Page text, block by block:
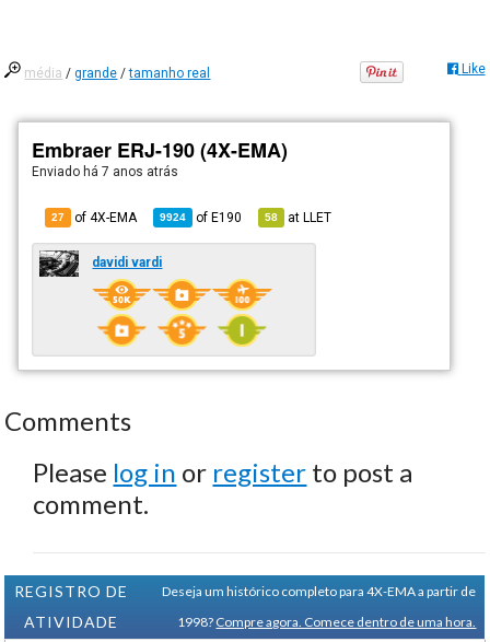
média /grande /tamanho real Like
Embraer ERJ-190 (4X-EMA)
Enviado há7 anos atrás
27 of 4X-EMA 9924 ofE190 58 atLLET
davidi vardi
Comments
Please log in or register to post a
comment.
REGISTRO DE
ATIVIDADE
Deseja um histórico completo para 4X-EMA a partir de
1998? Compre agora. Comece dentro de uma hora.